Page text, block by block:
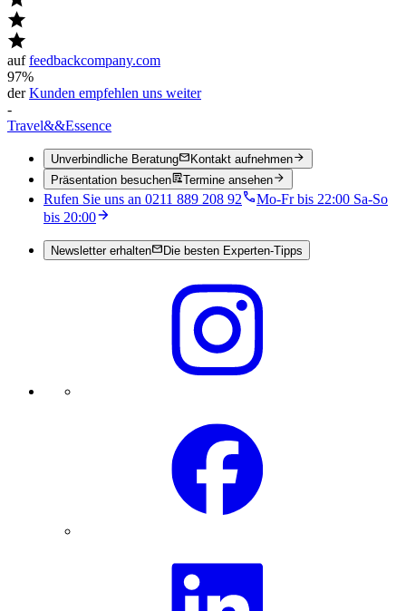
auffeedbackcompany.com
97%
derKunden empfehlen uns weiter
-
Travel&&Essence
Unverbindliche Beratung
Kontakt aufnehmen
Präsentation besuchen
Termine ansehen
Rufen Sie uns an 0211 889 208 92
Mo-Fr bis 22:00 Sa-So
bis 20:00
Newsletter erhalten Die besten Experten-Tipps